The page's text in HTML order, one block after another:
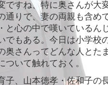
ですね、特に奥さんが大
通りで、妻の両親も含め
と心の中で嘆いているん
でもある。今日は小学校
奥さんってどんな人とた
ついて触れておく。
子、山本徳孝・佐和子